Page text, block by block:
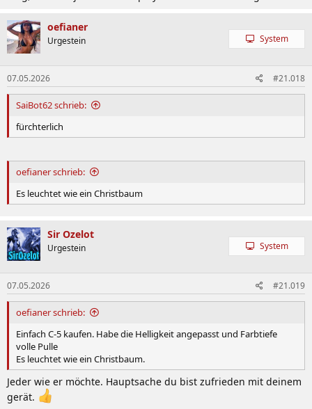
oefianer
Urgestein System
07.05.2026 #21.018
SaiBot62 schrieb:
fürchterlich
oefianer schrieb:
Es leuchtet wie ein Christbaum
Sir Ozelot
Urgestein System
07.05.2026 #21.019
oefianer schrieb:
Einfach C-5 kaufen. Habe die Helligkeit angepasst und Farbtiefe
volle Pulle
Es leuchtet wie ein Christbaum.
Jeder wie er möchte. Hauptsache du bist zufrieden mit deinem
gerät.